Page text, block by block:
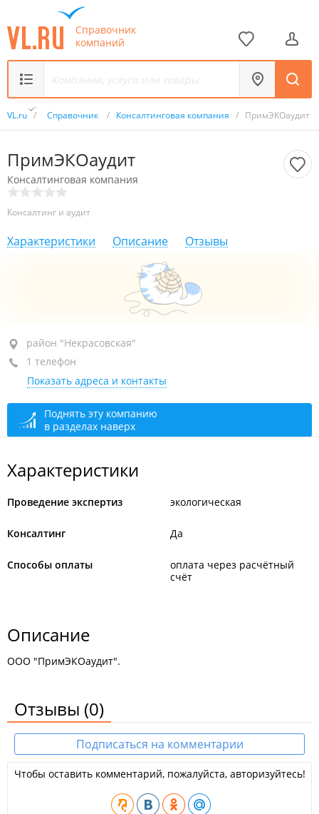
Справочник
компаний
VL.ru / Справочник / Консалтинговая компания / ПримЭКОаудит
ПримЭКОаудит
Консалтинговая компания
Консалтинг и аудит
Характеристики Описание Отзывы
район "Некрасовская", ул. Некрасовская, 88А
4-й этаж, оф. 4
+7 (423) 244-64-56
сегодня закрыто
район "Некрасовская"
1 телефон
Показать адреса и контакты
Поднять эту компанию
в разделах наверх
Характеристики
Проведение экспертиз экологическая
Консалтинг Да
Способы оплаты
оплата через расчётный
счёт
Описание
ООО "ПримЭКОаудит".
Отзывы (0)
Подписаться на комментарии
Чтобы оставить комментарий, пожалуйста, авторизуйтесь!